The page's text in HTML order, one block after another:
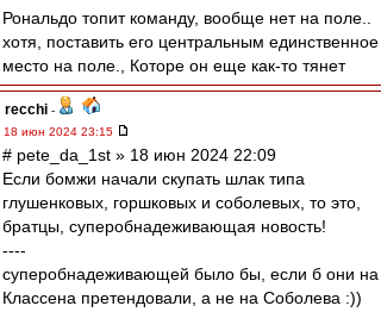
Рональдо топит команду, вообще нет на поле..
хотя, поставить его центральным единственное
место на поле., Которе он еще как-то тянет
recchi -
18 июн 2024 23:15
# pete_da_1st » 18 июн 2024 22:09
Если бомжи начали скупать шлак типа
глушенковых, горшковых и соболевых, то это,
братцы, суперобнадеживающая новость!
----
суперобнадеживающей было бы, если б они на
Классена претендовали, а не на Соболева :))